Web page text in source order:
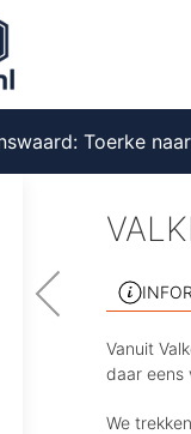
Toerke
Vanuit
daar eens
We